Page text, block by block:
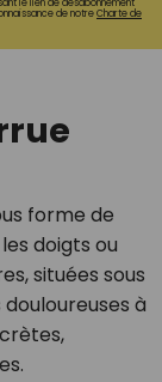
le lien de désabonnement
de notreCharte de
forme de
doigts ou
situées sous
à